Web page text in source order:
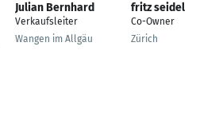
Julian Bernhard
Verkaufsleiter
Wangen im Allgäu
fritz seidel
Co-Owner
Zürich